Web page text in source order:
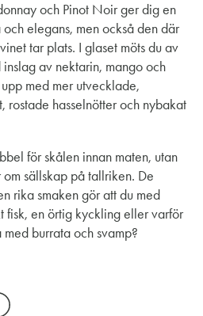
och Pinot Noir ger dig en
elegans, men också den där
tar plats. I glaset möts du av
av nektarin, mango och
med mer utvecklade,
rostade hasselnötter och nybakat
för skålen innan maten, utan
sällskap på tallriken. De
rika smaken gör att du med
fisk, en örtig kyckling eller varför
burrata och svamp?